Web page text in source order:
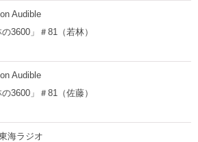
Audible
の3600」＃81（若林）
Audible
の3600」＃81（佐藤）
海ラジオ